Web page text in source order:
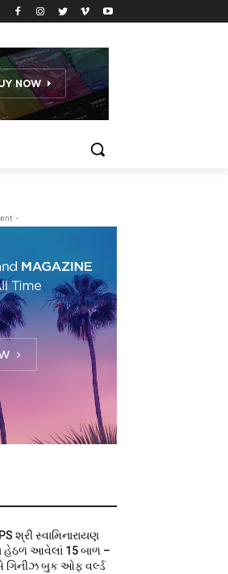
-
શ્રી સ્વામિનારાયણ
હેઠળ આવેલાં 15 બાળ –
ગિનીઝ બુક ઓફ વર્લ્ડ